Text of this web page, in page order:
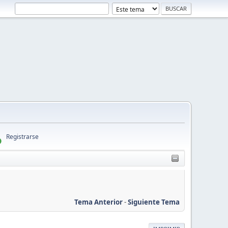
Registrarse
Tema Anterior-Siguiente Tema